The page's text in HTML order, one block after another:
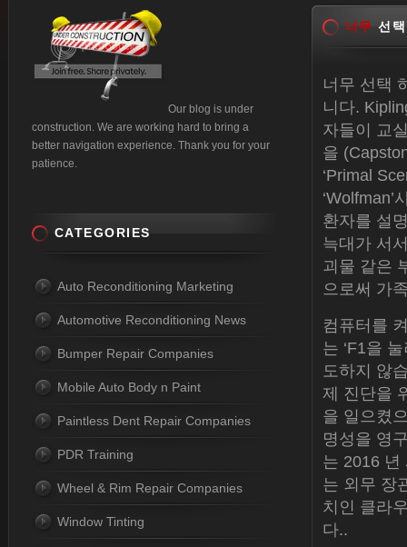
너무 선
너무 선택
니다.
자들이 교
을
‘Primal
환자를 설
늑대가 서
괴물 같은
으로써 가
컴퓨터를
는 ‘F1을
도하지 않
제 진단을
을 일으켰
명성을 영
는 2016 년
는 외무 장
치인 클라
다..
Our blog is under
construction. We are working hard to bring a
better navigation experience. Thank you for your
patience.
CATEGORIES
Auto Reconditioning Marketing
Automotive Reconditioning News
Bumper Repair Companies
Mobile Auto Body n Paint
Paintless Dent Repair Companies
PDR Training
Wheel & Rim Repair Companies
Window Tinting